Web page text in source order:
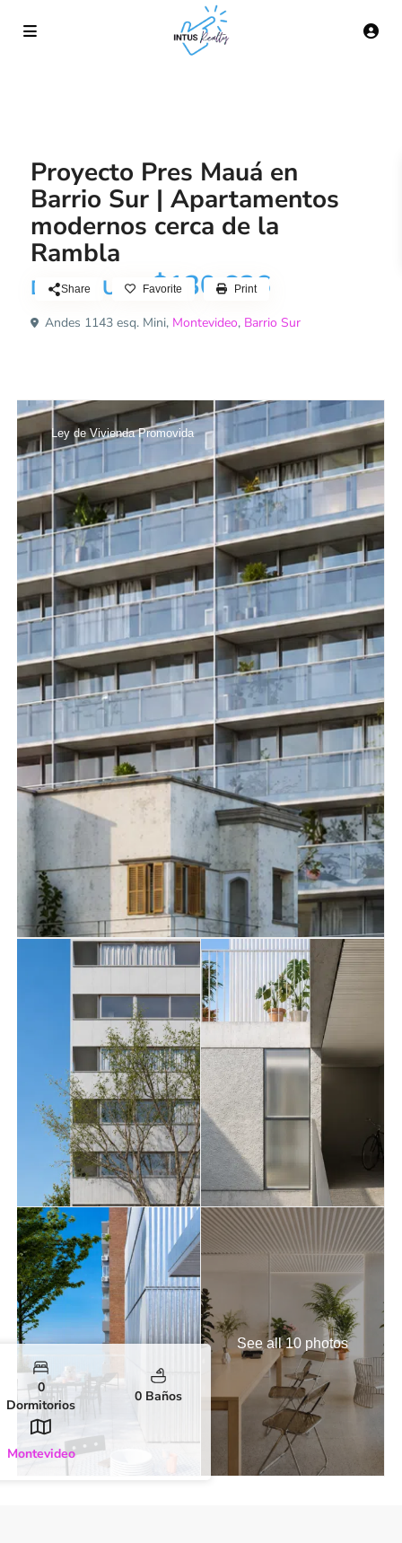
Proyecto Pres Mauá en
Barrio Sur | Apartamentos
modernos cerca de la
Rambla
DESDE USD$130.686
Andes 1143 esq. Mini, Montevideo, Barrio Sur
Share Favorite Print
Ley de Vivienda Promovida
See all 10 photos
0
Dormitorios
0 Baños
Montevideo